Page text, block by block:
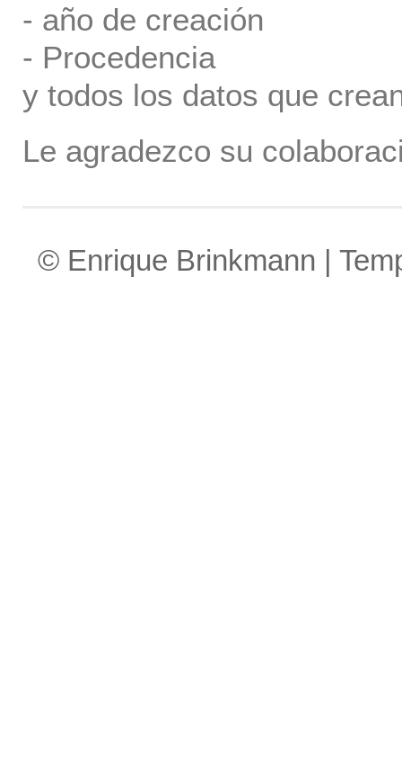
- año de creación
- Procedencia
y todos los datos que
Le agradezco su
© Enrique Brinkmann |